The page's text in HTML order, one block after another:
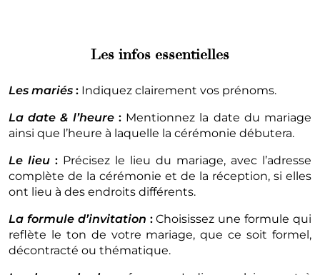
Les infos essentielles
Les mariés : Indiquez clairement vos prénoms.
La date & l’heure:Mentionnez la date du mariage
ainsi que l’heure à laquelle la cérémonie débutera.
Le lieu : Précisez le lieu du mariage, avec l’adresse
complète de la cérémonie et de la réception, si elles
ont lieu à des endroits différents.
La formule d’invitation :Choisissez une formule qui
reflète le ton de votre mariage, que ce soit formel,
décontracté ou thématique.